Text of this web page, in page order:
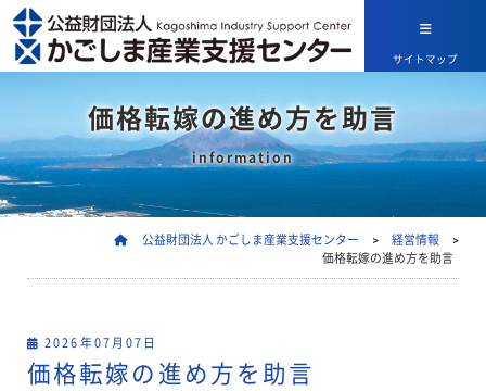
サイトマップ
価格転嫁の進め方を助言
information
公益財団法人 かごしま産業支援センター > 経営情報
>
価格転嫁の進め方を助言
2026年07月07日
価格転嫁の進め方を助言